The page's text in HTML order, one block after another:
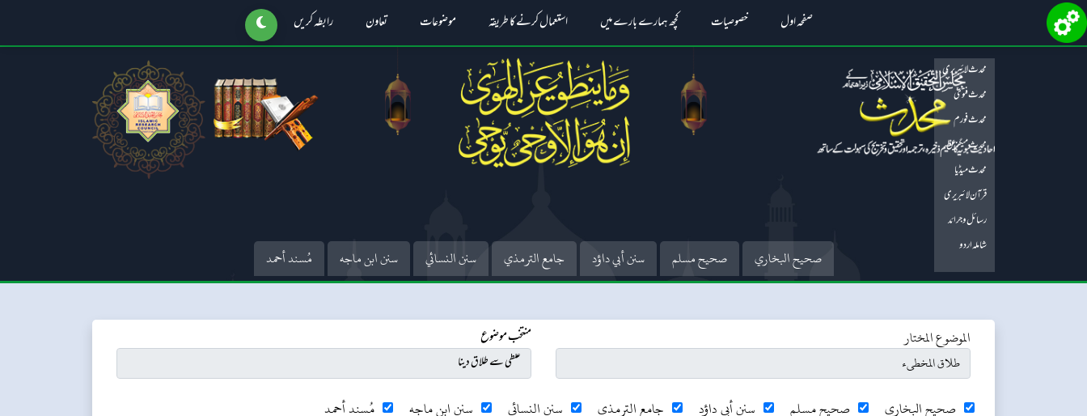
صفحہ اول خصوصیات کچھ ہمارے بارے میں استعمال کرنے کا طریقہ موضوعات تعاون رابطہ کریں
محدث لائبریری
محدث فتویٰ
محدث فورم
محدث میگزین
محدث میڈیا
قرآن لائبریری
رسائل و جرائد
شاملہ اردو
صحيح البخاري صحيح مسلم سنن أبي داؤد جامع الترمذي سنن النسائي سنن ابن ماجه مُسند أحمد
الموضوع المختار منتخب موضوع
صحيح البخاري صحيح مسلم سنن أبي داؤد جامع الترمذي سنن النسائي سنن ابن ماجه
مُسند أحمد